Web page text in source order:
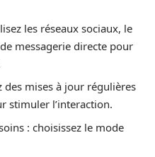
les réseaux sociaux, le
messagerie directe pour
des mises à jour régulières
stimuler l’interaction.
: choisissez le mode